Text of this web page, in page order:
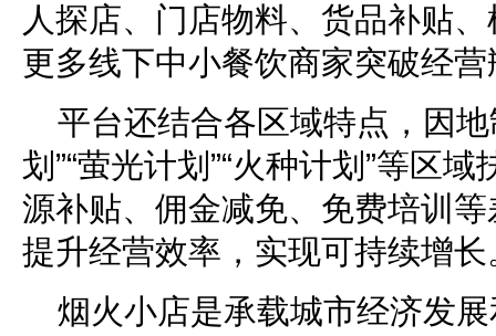
人探店、门店物料、货品补贴
更多线下中小餐饮商家突破经
平台还结合各区域特点，因
划”“萤光计划”“火种计划”等区
源补贴、佣金减免、免费培训
提升经营效率，实现可持续增长
烟火小店是承载城市经济发